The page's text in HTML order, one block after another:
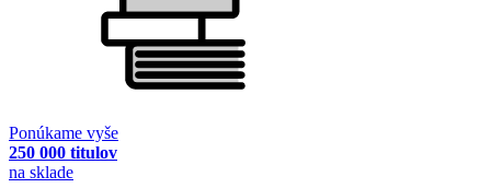
Ponúkame vyše
250 000 titulov
na sklade